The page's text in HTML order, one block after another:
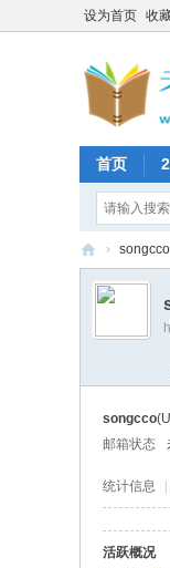
设为首页 收
首页
考
否
› songcco
songcco
邮箱状态
统计信息
活跃概况